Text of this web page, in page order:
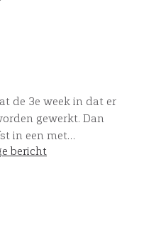
Meer
Projectmatig
de 3e week in dat er
gewerkt. Dan
in een met
ingerichte
bericht